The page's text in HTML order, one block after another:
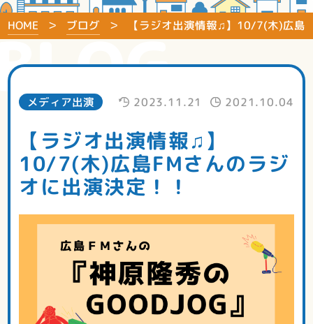
HOME ブログ 【ラジオ出演情報♫】10/7(木)広島
メディア出演 2023.11.21 2021.10.04
【ラジオ出演情報♫】
10/7(木)広島FMさんのラジ
オに出演決定！！